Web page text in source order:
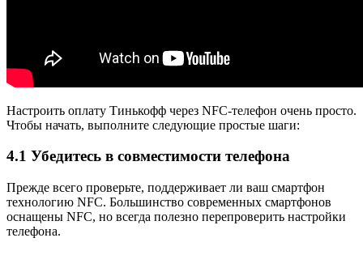
Настроить оплату Тинькофф через NFC-телефон очень просто.
Чтобы начать, выполните следующие простые шаги:
4.1 Убедитесь в совместимости телефона
Прежде всего проверьте, поддерживает ли ваш смартфон
технологию NFC. Большинство современных смартфонов
оснащены NFC, но всегда полезно перепроверить настройки
телефона.